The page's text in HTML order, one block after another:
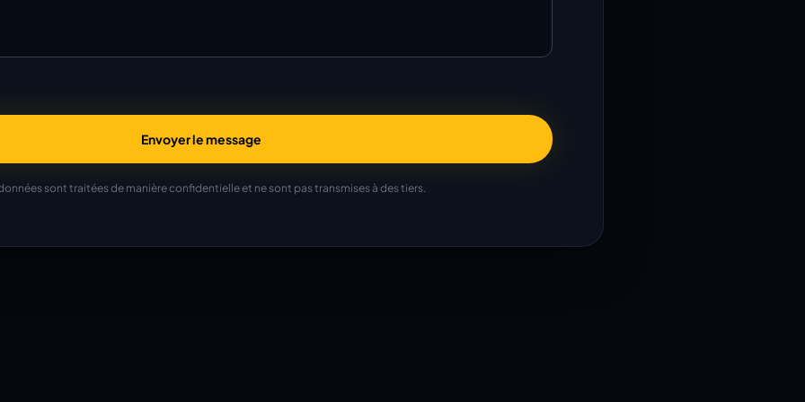
Envoyer le message
sont traitées de manière confidentielle et ne sont pas transmises à des tiers.